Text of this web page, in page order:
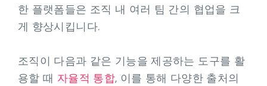
한 플랫폼들은 조직 내 여러 팀 간의 협업을 크
게 향상시킵니다.
조직이 다음과 같은 기능을 제공하는 도구를 활
용할 때 자율적 통합, 이를 통해 다양한 출처의